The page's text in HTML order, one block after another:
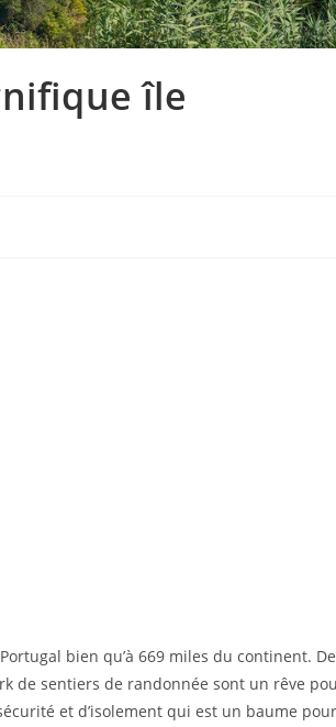
île
bien qu’à 669 miles du continent.
de sentiers de randonnée sont un rêve
et d’isolement qui est un baume pour